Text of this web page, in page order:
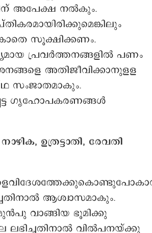
അപേക്ഷ നല്‍കും.
സൂക്ഷിക്കണം.
പ്രവര്‍ത്തനങ്ങളില്‍ പണം
അതിജീവിക്കാനുളള
സംജാതമാകും.
ഗൃഹോപകരണങ്ങള്‍
ഉത്രട്ടാതി, രേവതി
ആശ്വാസമാകും.
വാങ്ങിയ ഭൂമിക്കു
ലഭിച്ചതിനാല്‍ വില്‍പനയ്ക്കു